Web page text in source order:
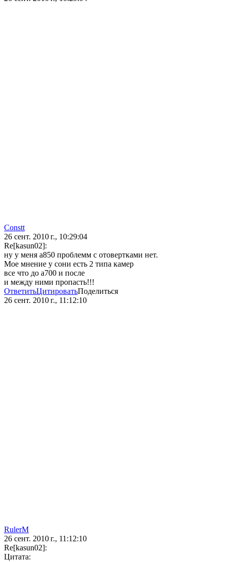
Constt
26 сент. 2010 г., 10:29:04
Re[kasun02]:
ну у меня а850 проблемм с отовертками нет.
Мое мнение у сони есть 2 типа камер
все что до а700 и после
и между ними пропасть!!!
ОтветитьЦитироватьПоделиться
26 сент. 2010 г., 11:12:10
RulerM
26 сент. 2010 г., 11:12:10
Re[kasun02]:
Цитата: